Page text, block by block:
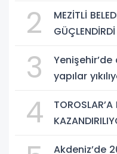
2
MEZİTLİ
GÜÇLENDİRDİ
3
yapılar
4
Akdeniz’de